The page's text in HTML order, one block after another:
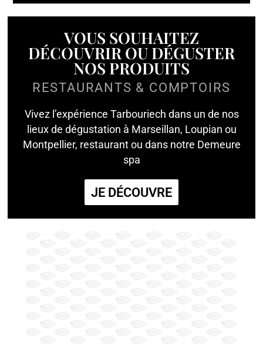
VOUS SOUHAITEZ
DÉCOUVRIR OU DÉGUSTER
NOS PRODUITS
RESTAURANTS & COMPTOIRS
Vivez l’expérience Tarbouriech dans un de nos
lieux de dégustation à Marseillan, Loupian ou
Montpellier, restaurant ou dans notre Demeure
spa
JE DÉCOUVRE